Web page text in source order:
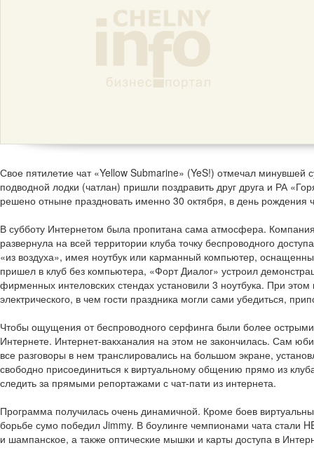
Свое пятилетие чат «Yellow Submarine» (YeS!) отмечал минувшей
подводной лодки (чатлан) пришли поздравить друг друга и РА
решено отныне праздновать именно 30 октября, в день рождения
В субботу Интернетом была пропитана сама атмосфера.
развернула на всей территории клуба точку беспроводного
«из воздуха», имея ноутбук или карманный компьютер,
пришел в клуб без компьютера, «Форт Диалог» устроил
фирменных интеловских стендах установили 3 ноутбука. При
электрического, в чем гости праздника могли сами убедиться,
Чтобы ощущения от беспроводного серфинга были более
Интернете. Интернет-вакханалия на этом не закончилась. Сам
все разговоры в нем транслировались на большом экране,
свободно присоединиться к виртуальному общению прямо из
следить за прямыми репортажами с чат-пати из интернета.
Программа получилась очень динамичной. Кроме боев
борьбе сумо победил Jimmy. В боулинге чемпионами чата стали
и шампанское, а также оптические мышки и карты доступа в